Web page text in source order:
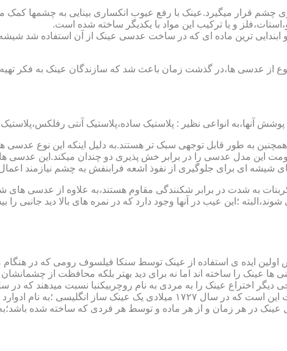
قرار میگیرد.عینک با رفع عیوب انکساری بینایی به چشمها کمک
و یا ترکیب این مواد با یکدیگر ساخته شده است.
دسته ی کلی ساخته شده :۱ : شیشه۲: پلاستیک شیشه اولین و ابندایی ترین ماده ای که در ساخت عدسی عینک از آن
از عدسی ها،در گذشت زمان باعث شد که سازندگان عینک به فکر
به طور قابل توجهی سبک تر هستند.به دلیل اینکه این نوع
این مدل عدسی را در برابر خش پذیری دو چندان میکند.این
شیشه ای برای جلوگیری از نفوذ اشعه فرابنفش به چشم نیازمند
به شدت در برابر شکنندگی مقاوم هستند،به علاوه از عدسی های
؛این عیب در آنها وجود دارد که در نمره های بالا دید جانبی را
ایده ی استفاده از عینک توسط سنکا فیلسوف رومی که در هنگام
را ساخته اند اما نه برای دید بهتر بلکه محافظت از
گوی شیشه ای روی کتاب خطوط و کلمات را درشت تر و واضح تر می دید.اما چیزی که مشخص است این است که در
در هر زمان و از هر ماده و توسط هر فردی که ساخته شده باشد؛به